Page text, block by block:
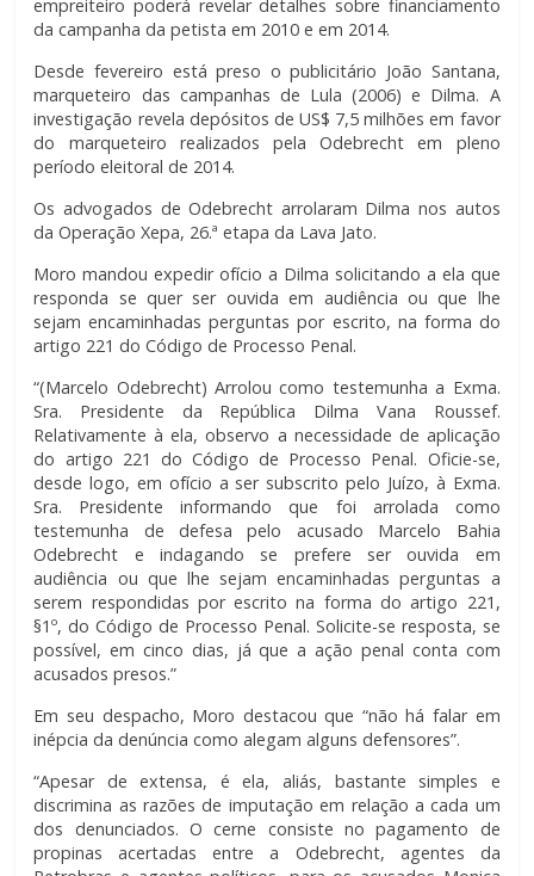
empreiteiro poderá revelar detalhes sobre financiamento
da campanha da petista em 2010 e em 2014.
Desde fevereiro está preso o publicitário João Santana,
marqueteiro das campanhas de Lula (2006) e Dilma. A
investigação revela depósitos de US$ 7,5 milhões em favor
do marqueteiro realizados pela Odebrecht em pleno
período eleitoral de 2014.
Os advogados de Odebrecht arrolaram Dilma nos autos
da Operação Xepa, 26.ª etapa da Lava Jato.
Moro mandou expedir ofício a Dilma solicitando a ela que
responda se quer ser ouvida em audiência ou que lhe
sejam encaminhadas perguntas por escrito, na forma do
artigo 221 do Código de Processo Penal.
“(Marcelo Odebrecht) Arrolou como testemunha a Exma.
Sra. Presidente da República Dilma Vana Roussef.
Relativamente à ela, observo a necessidade de aplicação
do artigo 221 do Código de Processo Penal. Oficie-se,
desde logo, em ofício a ser subscrito pelo Juízo, à Exma.
Sra. Presidente informando que foi arrolada como
testemunha de defesa pelo acusado Marcelo Bahia
Odebrecht e indagando se prefere ser ouvida em
audiência ou que lhe sejam encaminhadas perguntas a
serem respondidas por escrito na forma do artigo 221,
§1º, do Código de Processo Penal. Solicite-se resposta, se
possível, em cinco dias, já que a ação penal conta com
acusados presos.”
Em seu despacho, Moro destacou que “não há falar em
inépcia da denúncia como alegam alguns defensores”.
“Apesar de extensa, é ela, aliás, bastante simples e
discrimina as razões de imputação em relação a cada um
dos denunciados. O cerne consiste no pagamento de
propinas acertadas entre a Odebrecht, agentes da